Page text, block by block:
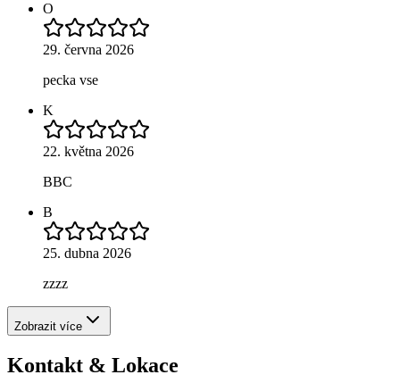
O
29. června 2026
pecka vse
K
22. května 2026
BBC
B
25. dubna 2026
zzzz
Zobrazit více
Kontakt & Lokace